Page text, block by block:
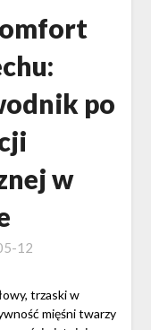
po
w
12
trzaski w
mięśni twarzy